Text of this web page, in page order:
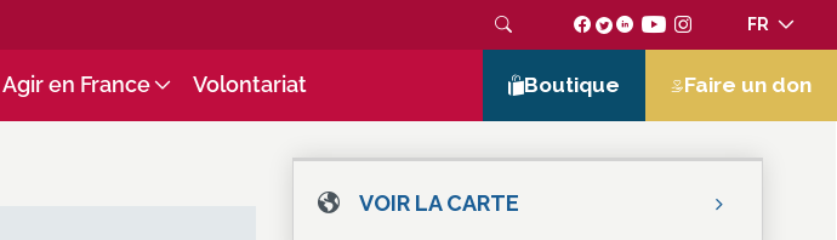
FR
Agir en France Volontariat Boutique Faire un don
VOIR LA CARTE